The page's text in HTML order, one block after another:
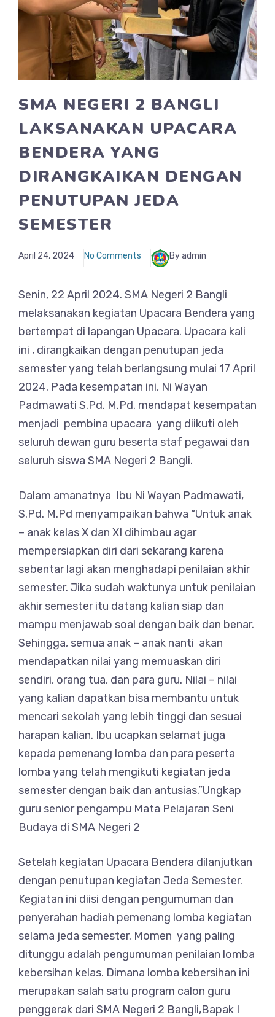
SMA NEGERI 2 BANGLI
LAKSANAKAN UPACARA
BENDERA YANG
DIRANGKAIKAN DENGAN
PENUTUPAN JEDA
SEMESTER
April 24, 2024 No Comments By admin
Senin, 22 April 2024. SMA Negeri 2 Bangli
melaksanakan kegiatan Upacara Bendera yang
bertempat di lapangan Upacara. Upacara kali
ini , dirangkaikan dengan penutupan jeda
semester yang telah berlangsung mulai 17 April
2024. Pada kesempatan ini, Ni Wayan
Padmawati S.Pd. M.Pd. mendapat kesempatan
menjadi pembina upacara yang diikuti oleh
seluruh dewan guru beserta staf pegawai dan
seluruh siswa SMA Negeri 2 Bangli.
Dalam amanatnya Ibu Ni Wayan Padmawati,
S.Pd. M.Pd menyampaikan bahwa “Untuk anak
– anak kelas X dan XI dihimbau agar
mempersiapkan diri dari sekarang karena
sebentar lagi akan menghadapi penilaian akhir
semester. Jika sudah waktunya untuk penilaian
akhir semester itu datang kalian siap dan
mampu menjawab soal dengan baik dan benar.
Sehingga, semua anak – anak nanti akan
mendapatkan nilai yang memuaskan diri
sendiri, orang tua, dan para guru. Nilai – nilai
yang kalian dapatkan bisa membantu untuk
mencari sekolah yang lebih tinggi dan sesuai
harapan kalian. Ibu ucapkan selamat juga
kepada pemenang lomba dan para peserta
lomba yang telah mengikuti kegiatan jeda
semester dengan baik dan antusias.”Ungkap
guru senior pengampu Mata Pelajaran Seni
Budaya di SMA Negeri 2
Setelah kegiatan Upacara Bendera dilanjutkan
dengan penutupan kegiatan Jeda Semester.
Kegiatan ini diisi dengan pengumuman dan
penyerahan hadiah pemenang lomba kegiatan
selama jeda semester. Momen yang paling
ditunggu adalah pengumuman penilaian lomba
kebersihan kelas. Dimana lomba kebersihan ini
merupakan salah satu program calon guru
penggerak dari SMA Negeri 2 Bangli,Bapak I